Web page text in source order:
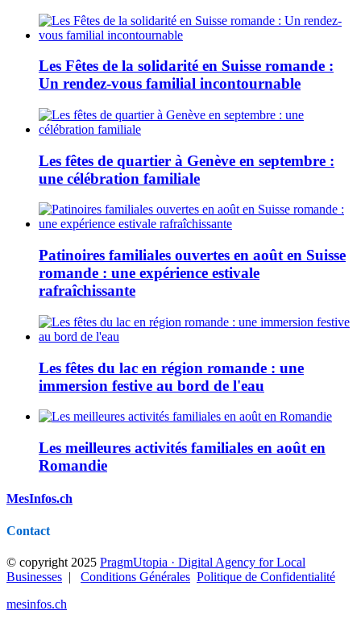
Les Fêtes de la solidarité en Suisse romande :
Un rendez-vous familial incontournable
Les fêtes de quartier à Genève en septembre :
une célébration familiale
Patinoires familiales ouvertes en août en Suisse
romande : une expérience estivale
rafraîchissante
Les fêtes du lac en région romande : une
immersion festive au bord de l'eau
Les meilleures activités familiales en août en
Romandie
MesInfos.ch
Contact
© copyright 2025 PragmUtopia · Digital Agency for Local
Businesses | Conditions Générales Politique de Confidentialité
mesinfos.ch